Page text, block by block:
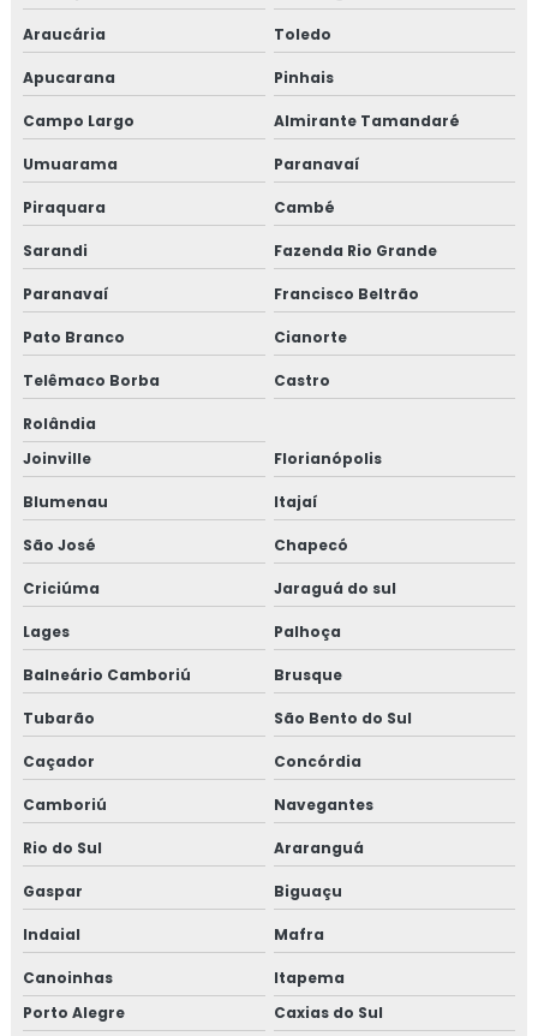
Araucária Toledo
Apucarana Pinhais
Campo Largo Almirante Tamandaré
Umuarama Paranavaí
Piraquara Cambé
Sarandi Fazenda Rio Grande
Paranavaí Francisco Beltrão
Pato Branco Cianorte
Telêmaco Borba Castro
Rolândia
Joinville
Florianópolis
Blumenau Itajaí
São José Chapecó
Criciúma Jaraguá do sul
Lages Palhoça
Balneário Camboriú Brusque
Tubarão São Bento do Sul
Caçador Concórdia
Camboriú Navegantes
Rio do Sul Araranguá
Gaspar Biguaçu
Indaial Mafra
Canoinhas
Itapema
Porto Alegre
Caxias do Sul